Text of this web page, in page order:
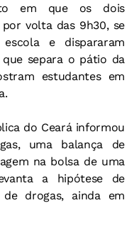
em que os dois
volta das 9h30, se
e dispararam
separa o pátio da
estudantes em
do Ceará informou
uma balança de
na bolsa de uma
a hipótese de
drogas, ainda em